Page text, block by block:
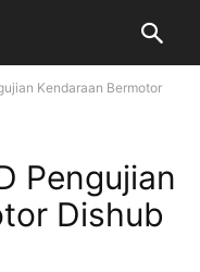
Kendaraan Bermotor
Pengujian
Dishub